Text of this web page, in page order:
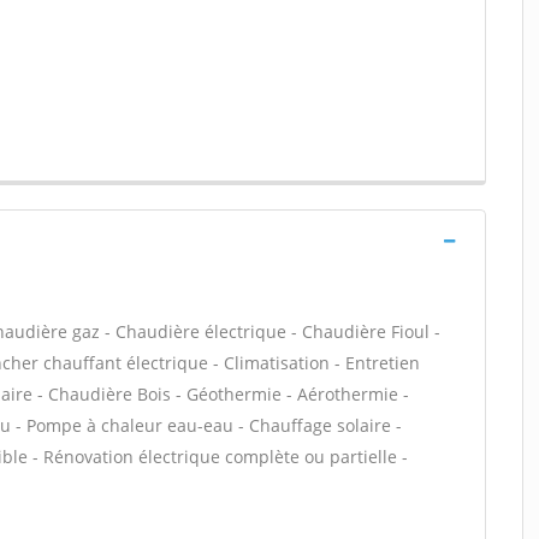
gaz - Chaudière électrique - Chaudière Fioul -
chauffant électrique - Climatisation - Entretien
- Chaudière Bois - Géothermie - Aérothermie -
- Pompe à chaleur eau-eau - Chauffage solaire -
- Rénovation électrique complète ou partielle -